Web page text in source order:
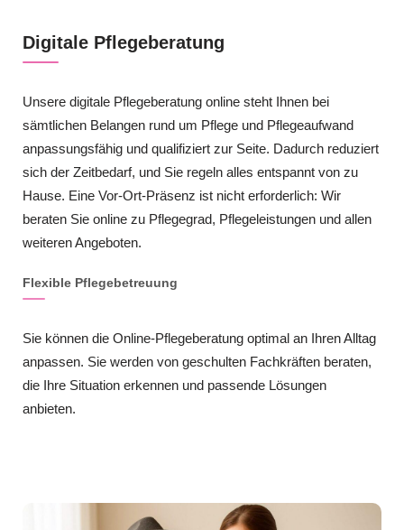
Digitale Pflegeberatung
Unsere digitale Pflegeberatung online steht Ihnen bei
sämtlichen Belangen rund um Pflege und Pflegeaufwand
anpassungsfähig und qualifiziert zur Seite. Dadurch reduziert
sich der Zeitbedarf, und Sie regeln alles entspannt von zu
Hause. Eine Vor-Ort-Präsenz ist nicht erforderlich: Wir
beraten Sie online zu Pflegegrad, Pflegeleistungen und allen
weiteren Angeboten.
Flexible Pflegebetreuung
Sie können die Online-Pflegeberatung optimal an Ihren Alltag
anpassen. Sie werden von geschulten Fachkräften beraten,
die Ihre Situation erkennen und passende Lösungen
anbieten.